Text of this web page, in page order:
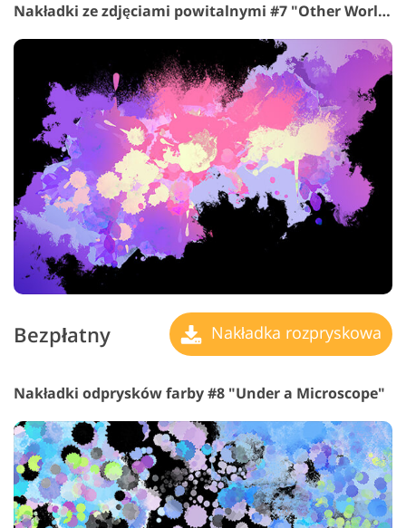
Nakładki ze zdjęciami powitalnymi #7 "Other Worlds"
Bezpłatny Nakładka rozpryskowa
Nakładki odprysków farby #8 "Under a Microscope"